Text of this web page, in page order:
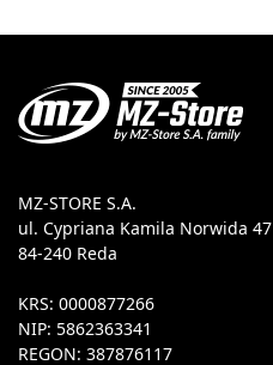
MZ-STORE S.A.
ul. Cypriana Kamila Norwida 47
84-240 Reda
KRS: 0000877266
NIP: 5862363341
REGON: 387876117